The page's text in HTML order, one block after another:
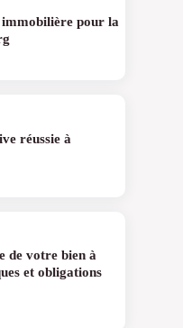
immobilière pour la
réussie à
de votre bien à
et obligations